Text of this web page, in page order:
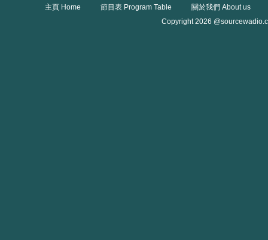
主頁 Home 節目表 Program Table
關於我們 About us
Copyright 2026